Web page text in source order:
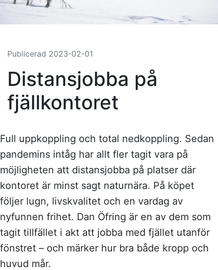
Publicerad 2023-02-01
Distansjobba på
fjällkontoret
Full uppkoppling och total nedkoppling. Sedan
pandemins intåg har allt fler tagit vara på
möjligheten att distansjobba på platser där
kontoret är minst sagt naturnära. På köpet
följer lugn, livskvalitet och en vardag av
nyfunnen frihet. Dan Öfring är en av dem som
tagit tillfället i akt att jobba med fjället utanför
fönstret – och märker hur bra både kropp och
huvud mår.